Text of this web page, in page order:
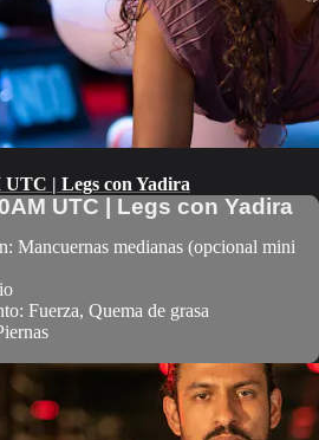
| Legs con Yadira
UTC | Legs con Yadira
Mancuernas medianas (opcional mini
Fuerza, Quema de grasa